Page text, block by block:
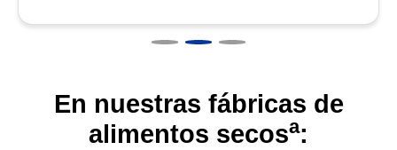
En nuestras fábricas de
alimentos secosa: